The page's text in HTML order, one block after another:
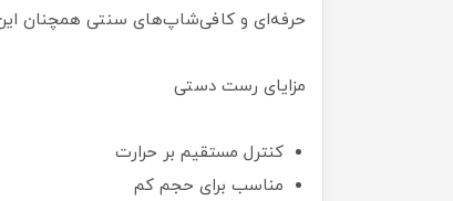
حرفه‌ای و کافی‌شاپ‌های سنتی همچنان
مزایای رست دستی
کنترل مستقیم بر حرارت
مناسب برای حجم کم